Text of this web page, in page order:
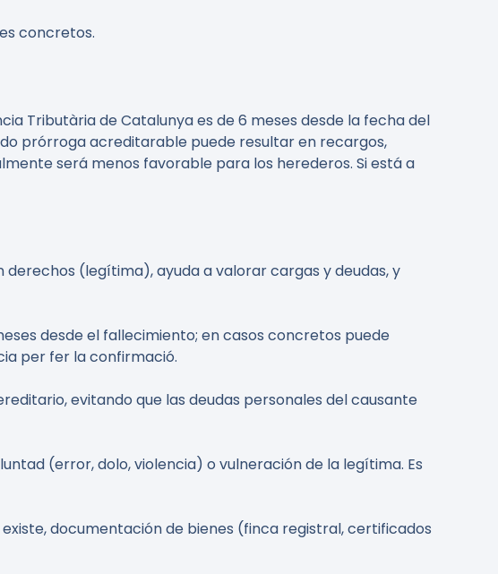
concretos.
Tributària de Catalunya es de 6 meses desde la fecha del
prórroga acreditarable puede resultar en recargos,
será menos favorable para los herederos. Si está a
(legítima), ayuda a valorar cargas y deudas, y
desde el fallecimiento; en casos concretos puede
per fer la confirmació.
evitando que las deudas personales del causante
(error, dolo, violencia) o vulneración de la legítima. Es
documentación de bienes (finca registral, certificados